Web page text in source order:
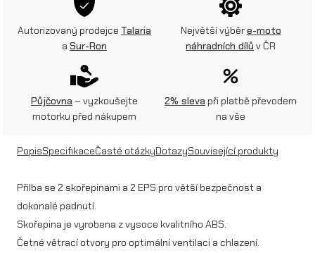
E
X
Autorizovaný prodejce Talaria
a Sur-Ron
Největší výběre-moto
náhradních dílů v ČR
Půjčovna – vyzkoušejte
motorku před nákupem
2% sleva při platbě převodem
na vše
PopisSpecifikaceČasté otázkyDotazySouvisející produkty
Přilba se 2 skořepinami a 2 EPS pro větší bezpečnost a
dokonalé padnutí.
Skořepina je vyrobena z vysoce kvalitního ABS.
Četné větrací otvory pro optimální ventilaci a chlazení.